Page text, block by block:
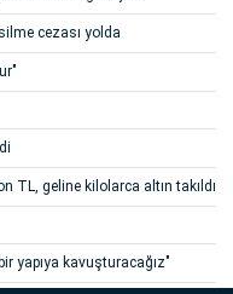
cezası yolda
TL, geline kilolarca altın takıldı
yapıya kavuşturacağız"